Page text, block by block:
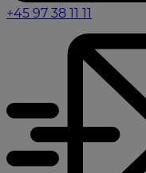
+45 97 38 11 11